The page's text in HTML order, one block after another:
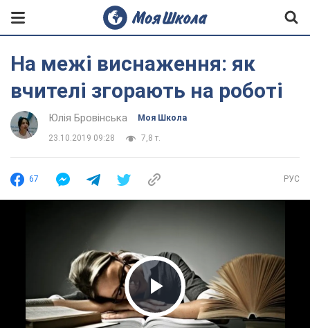
На межі виснаження: як
вчителі згорають на роботі
Юлія Бровінська Моя Школа
23.10.2019 09:28 7,8 т.
67 РУС
Play Video